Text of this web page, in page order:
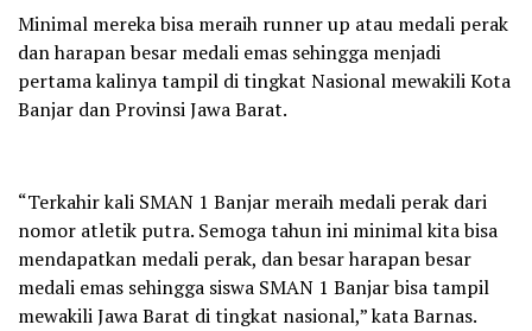
Minimal mereka bisa meraih runner up atau medali perak
dan harapan besar medali emas sehingga menjadi
pertama kalinya tampil di tingkat Nasional mewakili Kota
Banjar dan Provinsi Jawa Barat.
“Terkahir kali SMAN 1 Banjar meraih medali perak dari
nomor atletik putra. Semoga tahun ini minimal kita bisa
mendapatkan medali perak, dan besar harapan besar
medali emas sehingga siswa SMAN 1 Banjar bisa tampil
mewakili Jawa Barat di tingkat nasional,” kata Barnas.